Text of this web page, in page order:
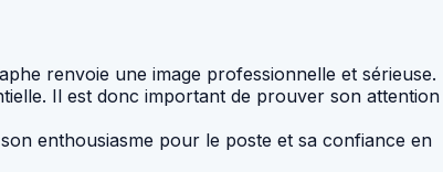
renvoie une image professionnelle et sérieuse.
Il est donc important de prouver son attention
enthousiasme pour le poste et sa confiance en